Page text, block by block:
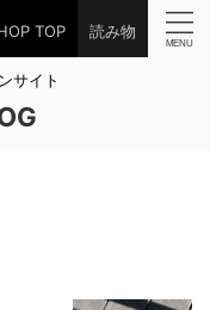
TOP 読み物
サイト